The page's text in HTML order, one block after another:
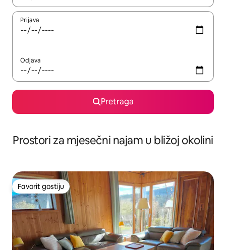
Prijava
Odjava
Pretraga
Prostori za mjesečni najam u bližoj okolini
Favorit gostiju
Favorit gostiju